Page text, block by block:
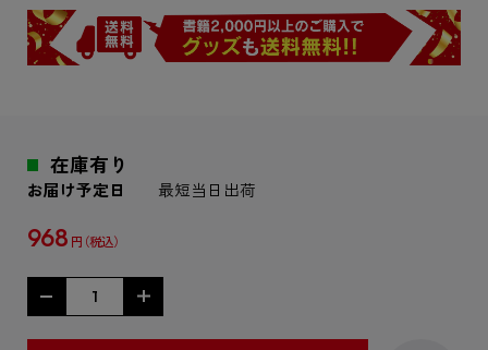
在庫有り
お届け予定日 最短当日出荷
968 円